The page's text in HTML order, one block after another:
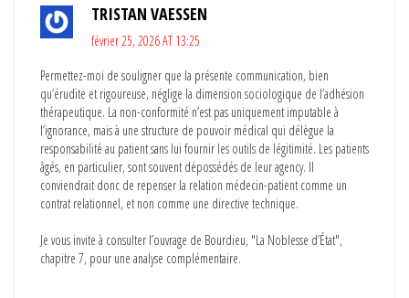
TRISTAN VAESSEN
février 25, 2026 AT 13:25
Permettez-moi de souligner que la présente communication, bien
qu’érudite et rigoureuse, néglige la dimension sociologique de l’adhésion
thérapeutique. La non-conformité n’est pas uniquement imputable à
l’ignorance, mais à une structure de pouvoir médical qui délègue la
responsabilité au patient sans lui fournir les outils de légitimité. Les patients
âgés, en particulier, sont souvent dépossédés de leur agency. Il
conviendrait donc de repenser la relation médecin-patient comme un
contrat relationnel, et non comme une directive technique.
Je vous invite à consulter l’ouvrage de Bourdieu, "La Noblesse d’État",
chapitre 7, pour une analyse complémentaire.